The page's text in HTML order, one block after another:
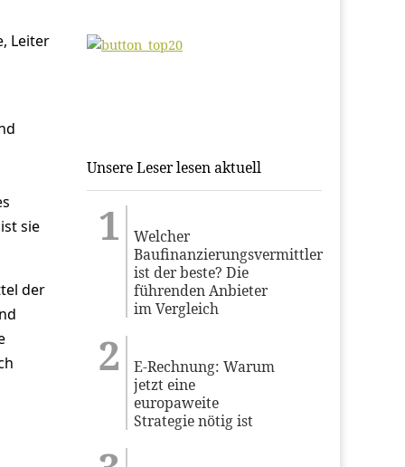
Leiter
sie
der
Unsere Leser lesen aktuell
Welcher
Baufinanzierungsvermittler
ist der beste? Die
führenden Anbieter
im Vergleich
E-Rechnung: Warum
jetzt eine
europaweite
Strategie nötig ist